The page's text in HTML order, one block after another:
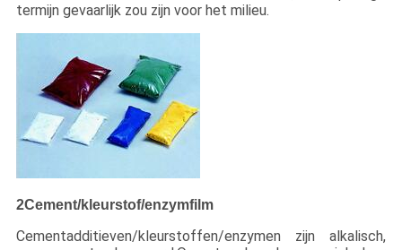
termijn gevaarlijk zou zijn voor het milieu.
2Cement/kleurstof/enzymfilm
Cementadditieven/kleurstoffen/enzymen zijn alkalisch,